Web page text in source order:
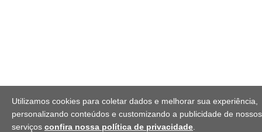
Utilizamos cookies para coletar dados e melhorar sua experiência,
personalizando conteúdos e customizando a publicidade de nossos
serviços confira nossa política de privacidade